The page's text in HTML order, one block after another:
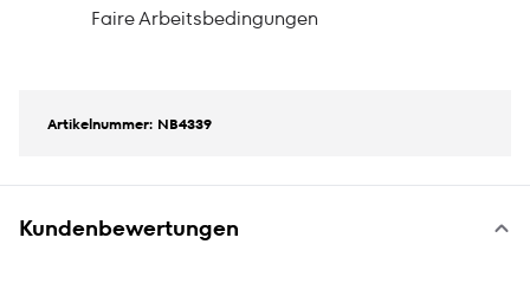
Faire Arbeitsbedingungen
Artikelnummer: NB4339
Kundenbewertungen